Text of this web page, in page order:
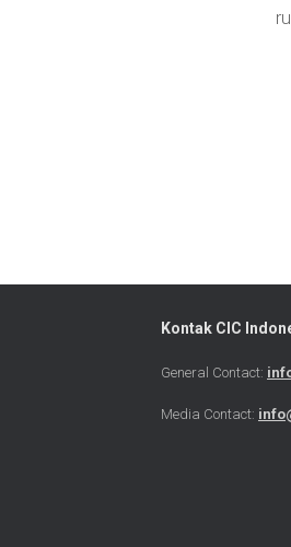
Kontak CIC
General Contact:
Media Contact: